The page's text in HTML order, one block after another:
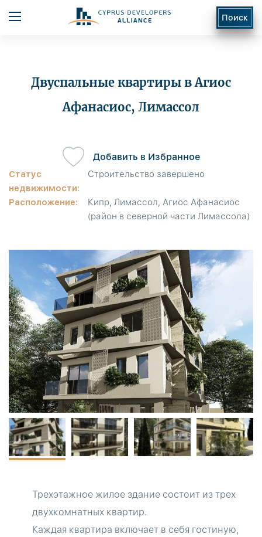
Поиск
Двуспальные квартиры в Агиос
Афанасиос, Лимассол
Статус
недвижимости:
Строительство завершено
Расположение:
Кипр, Лимассол, Агиос Афанасиос
(район в северной части Лимассола)
Добавить в Избранное
Трехэтажное жилое здание состоит из трех
двухкомнатных квартир.
Каждая квартира включает в себя гостиную,